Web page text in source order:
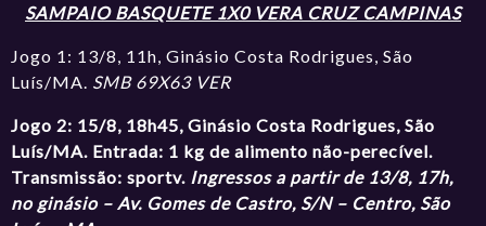
SAMPAIO BASQUETE 1X0 VERA CRUZ CAMPINAS
Jogo 1: 13/8, 11h, Ginásio Costa Rodrigues, São
Luís/MA. SMB 69X63 VER
Jogo 2: 15/8, 18h45, Ginásio Costa Rodrigues, São
Luís/MA. Entrada: 1 kg de alimento não-perecível.
Transmissão: sportv. Ingressos a partir de 13/8, 17h,
no ginásio – Av. Gomes de Castro, S/N – Centro, São